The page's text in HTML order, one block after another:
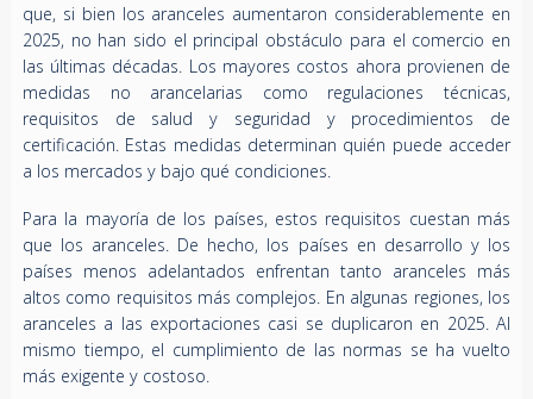
que, si bien los aranceles aumentaron considerablemente en
2025, no han sido el principal obstáculo para el comercio en
las últimas décadas. Los mayores costos ahora provienen de
medidas no arancelarias como regulaciones técnicas,
requisitos de salud y seguridad y procedimientos de
certificación. Estas medidas determinan quién puede acceder
a los mercados y bajo qué condiciones.
Para la mayoría de los países, estos requisitos cuestan más
que los aranceles. De hecho, los países en desarrollo y los
países menos adelantados enfrentan tanto aranceles más
altos como requisitos más complejos. En algunas regiones, los
aranceles a las exportaciones casi se duplicaron en 2025. Al
mismo tiempo, el cumplimiento de las normas se ha vuelto
más exigente y costoso.